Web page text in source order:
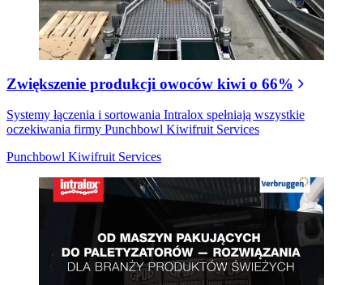
Zwiększenie produkcji owoców kiwi o 66%
Systemy łączenia i sortowania Intralox spełniają wszystkie
oczekiwania firmy Punchbowl Kiwifruit Services
Punchbowl Kiwifruit Services